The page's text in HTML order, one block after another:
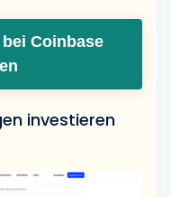
Coinbase
investieren